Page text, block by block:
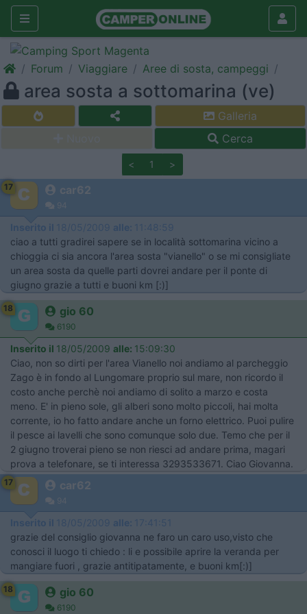
Forum Viaggiare Aree di sosta, campeggi
area sosta a sottomarina (ve)
Galleria
Cerca
< 1 >
17 car62
94
Inserito il 18/05/2009 alle: 11:48:59
ciao a tutti gradirei sapere se in località sottomarina vicino a
chioggia ci sia ancora l'area sosta "vianello" o se mi consigliate
un area sosta da quelle parti dovrei andare per il ponte di
giugno grazie a tutti e buoni km [:)]
18 gio 60
6190
Inserito il 18/05/2009 alle: 15:09:30
Ciao, non so dirti per l'area Vianello noi andiamo al parcheggio
Zago è in fondo al Lungomare proprio sul mare, non ricordo il
costo anche perchè noi andiamo di solito a marzo e costa
meno. E' in pieno sole, gli alberi sono molto piccoli, hai molta
corrente, io ho fatto andare anche un forno elettrico. Puoi pulire
il pesce ai lavelli che sono comunque solo due. Temo che per il
2 giugno troverai pieno se non riesci ad andare prima, magari
prova a telefonare, se ti interessa 3293533671. Ciao Giovanna.
17 car62
94
Inserito il 18/05/2009 alle: 17:41:51
grazie del consiglio giovanna ne faro un caro uso,visto che
conosci il luogo ti chiedo : li e possibile aprire la veranda per
mangiare fuori , grazie antitipatamente, e buoni km[:)]
18 gio 60
6190